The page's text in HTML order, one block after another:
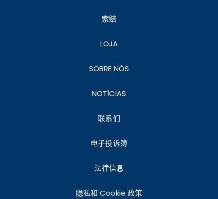
索赔
LOJA
SOBRE NÓS
NOTÍCIAS
联系们
电子投诉簿
法律信息
隐私和 Cookie 政策